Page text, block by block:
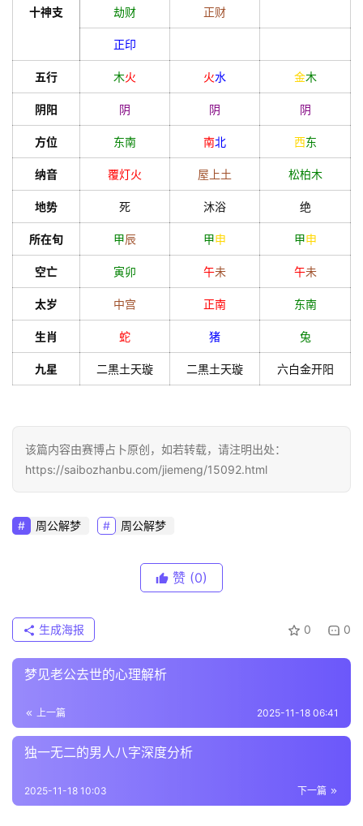
十神支 劫财 正财
正印
五行 木火 火水 金木
阴阳 阴 阴 阴
方位 东南 南北 西东
纳音 覆灯火 屋上土 松柏木
地势 死 沐浴 绝
所在旬 甲辰 甲申 甲申
空亡 寅卯 午未 午未
太岁 中宫 正南 东南
生肖 蛇 猪 兔
九星 二黒土天璇 二黒土天璇 六白金开阳
该篇内容由赛博占卜原创，如若转载，请注明出处：
https://saibozhanbu.com/jiemeng/15092.html
周公解梦 周公解梦
赞 (0)
0 0
生成海报
梦见老公去世的心理解析
上一篇 2025-11-18 06:41
独一无二的男人八字深度分析
下一篇
2025-11-18 10:03